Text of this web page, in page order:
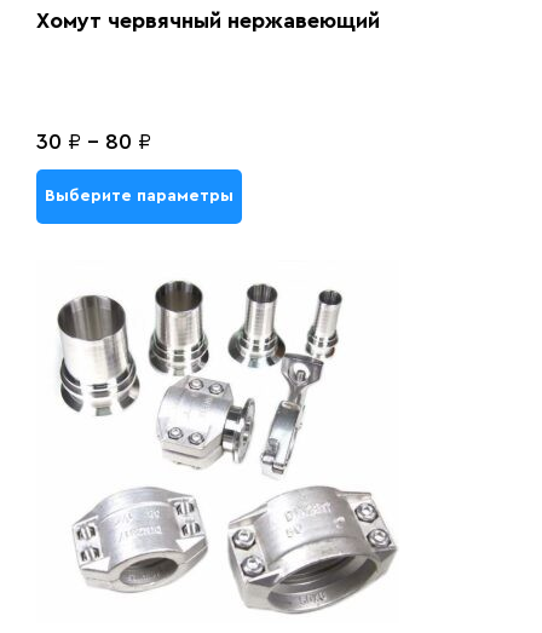
Хомут червячный нержавеющий
30 ₽ - 80 ₽
Выберите параметры